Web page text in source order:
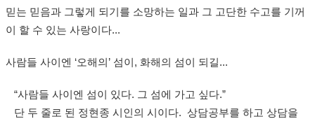
믿는 믿음과 그렇게 되기를 소망하는 일과 그 고단한 수고를 기꺼
이 할 수 있는 사랑이다...
사람들 사이엔 ‘오해의’ 섬이, 화해의 섬이 되길...
“사람들 사이엔 섬이 있다. 그 섬에 가고 싶다.”
단 두 줄로 된 정현종 시인의 시이다. 상담공부를 하고 상담을